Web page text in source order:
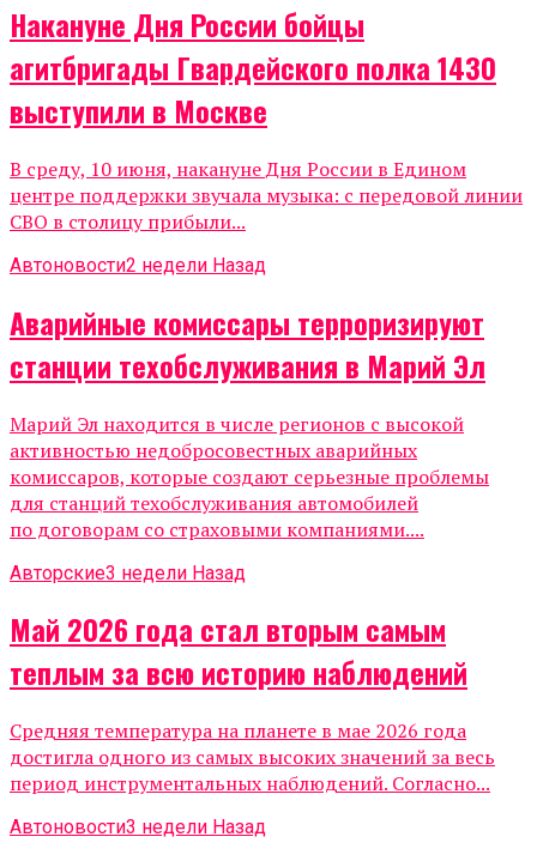
Накануне Дня России бойцы
агитбригады Гвардейского полка 1430
выступили в Москве
В среду, 10 июня, накануне Дня России в Едином
центре поддержки звучала музыка: с передовой линии
СВО в столицу прибыли...
Автоновости2 недели Назад
Аварийные комиссары терроризируют
станции техобслуживания в Марий Эл
Марий Эл находится в числе регионов с высокой
активностью недобросовестных аварийных
комиссаров, которые создают серьезные проблемы
для станций техобслуживания автомобилей
по договорам со страховыми компаниями....
Авторские3 недели Назад
Май 2026 года стал вторым самым
теплым за всю историю наблюдений
Средняя температура на планете в мае 2026 года
достигла одного из самых высоких значений за весь
период инструментальных наблюдений. Согласно...
Автоновости3 недели Назад